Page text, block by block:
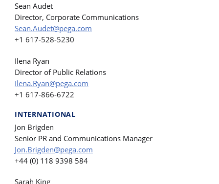
Sean Audet
Director, Corporate Communications
Sean.Audet@pega.com
+1 617-528-5230
Ilena Ryan
Director of Public Relations
Ilena.Ryan@pega.com
+1 617-866-6722
INTERNATIONAL
Jon Brigden
Senior PR and Communications Manager
Jon.Brigden@pega.com
+44 (0) 118 9398 584
Sarah King